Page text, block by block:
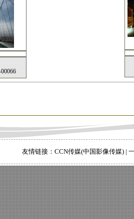
友情链接： CCN传媒(中国影像传媒) |